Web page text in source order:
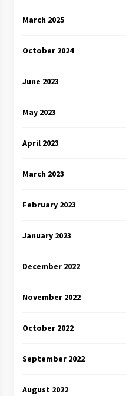
March 2025
October 2024
June 2023
May 2023
April 2023
March 2023
February 2023
January 2023
December 2022
November 2022
October 2022
September 2022
August 2022